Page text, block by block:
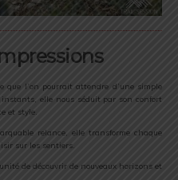
que l’on pourrait attendre d’une simple
instants, elle nous séduit par son confort
et style.
relance, elle transforme chaque
sur les sentiers.
de découvrir de nouveaux horizons et